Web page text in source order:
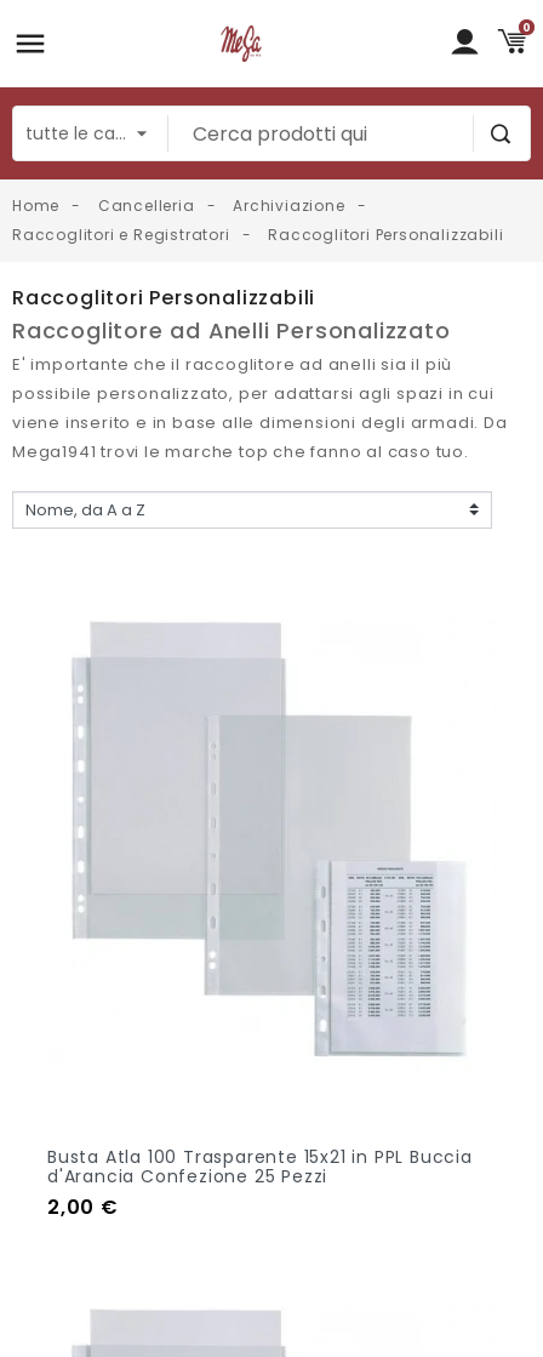
0
Home Cancelleria
Archiviazione
Raccoglitori e Registratori
Raccoglitori Personalizzabili
Raccoglitori Personalizzabili
Raccoglitore ad Anelli Personalizzato
E' importante che il raccoglitore ad anelli sia il più
possibile personalizzato, per adattarsi agli spazi in cui
viene inserito e in base alle dimensioni degli armadi. Da
Mega1941 trovi le marche top che fanno al caso tuo.
Busta Atla 100 Trasparente 15x21 in PPL Buccia
d'Arancia Confezione 25 Pezzi
Prezzo
2,00 €